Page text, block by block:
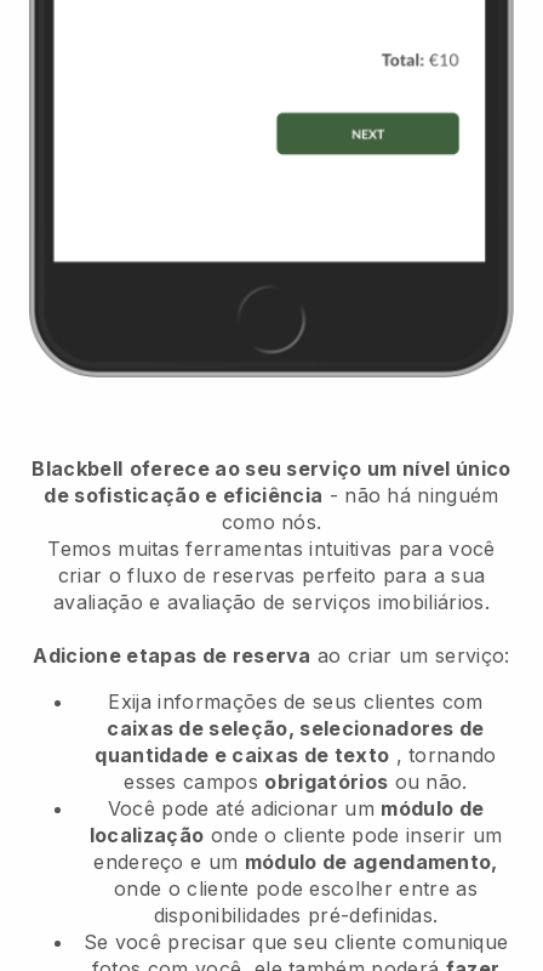
Blackbell oferece ao seu serviço um nível único
de sofisticação e eficiência - não há ninguém
como nós.
Temos muitas ferramentas intuitivas para você
criar o fluxo de reservas perfeito para a sua
avaliação e avaliação de serviços imobiliários.
Adicione etapas de reserva ao criar um serviço:
Exija informações de seus clientes com
caixas de seleção, selecionadores de
quantidade e caixas de texto , tornando
esses campos obrigatórios ou não.
Você pode até adicionar um módulo de
localização onde o cliente pode inserir um
endereço e um módulo de agendamento,
onde o cliente pode escolher entre as
disponibilidades pré-definidas.
Se você precisar que seu cliente comunique